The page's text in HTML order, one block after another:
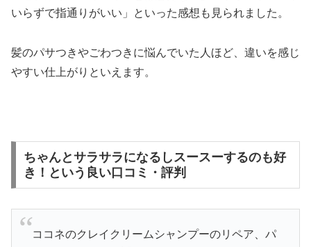
いらずで指通りがいい」といった感想も見られました。
髪のパサつきやごわつきに悩んでいた人ほど、違いを感じ
やすい仕上がりといえます。
ちゃんとサラサラになるしスースーするのも好
き！という良い口コミ・評判
ココネのクレイクリームシャンプーのリペア、パ